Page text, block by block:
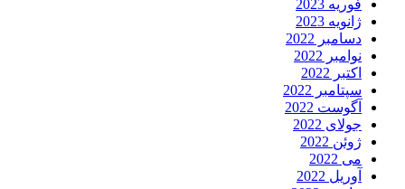
فوریه 2023
ژانویه 2023
دسامبر 2022
نوامبر 2022
اکتبر 2022
سپتامبر 2022
آگوست 2022
جولای 2022
ژوئن 2022
می 2022
آوریل 2022